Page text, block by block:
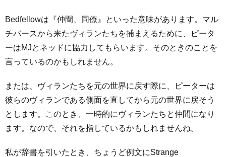
Bedfellowは『仲間、同僚』といった意味があります。マル
チバースから来たヴィランたちを捕まえるために、ピータ
ーはMJとネッドに協力してもらいます。そのときのことを
言っているのかもしれません。
または、ヴィランたちを元の世界に戻す際に、ピーターは
彼らのヴィランである側面を直してから元の世界に戻そう
とします。このとき、一時的にヴィランたちと仲間になり
ます。なので、それを指しているかもしれませんね。
私が辞書を引いたとき、ちょうど例文にStrange